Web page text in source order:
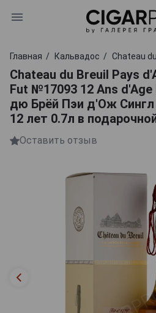
Главная Кальвадос Chateau
Chateau du Breuil Pays
Fut №17093 12 Ans
дю Брёй Пэи д'Ож
12 лет 0.7л в
Оставить отзыв